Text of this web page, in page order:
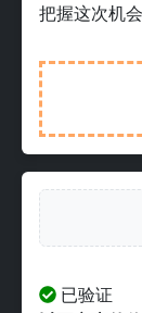
把握这次机
已验证